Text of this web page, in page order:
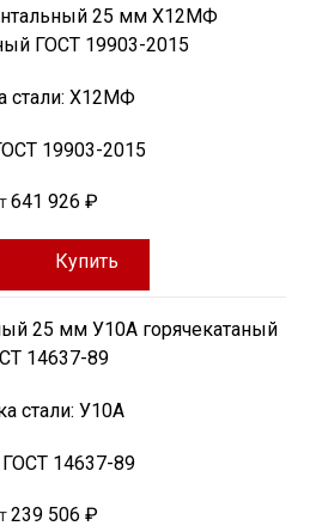
25 мм Х12МФ
ГОСТ 19903-2015
стали: Х12МФ
19903-2015
641 926 ₽
Купить
25 мм У10А горячекатаный
14637-89
стали: У10А
ГОСТ 14637-89
239 506 ₽